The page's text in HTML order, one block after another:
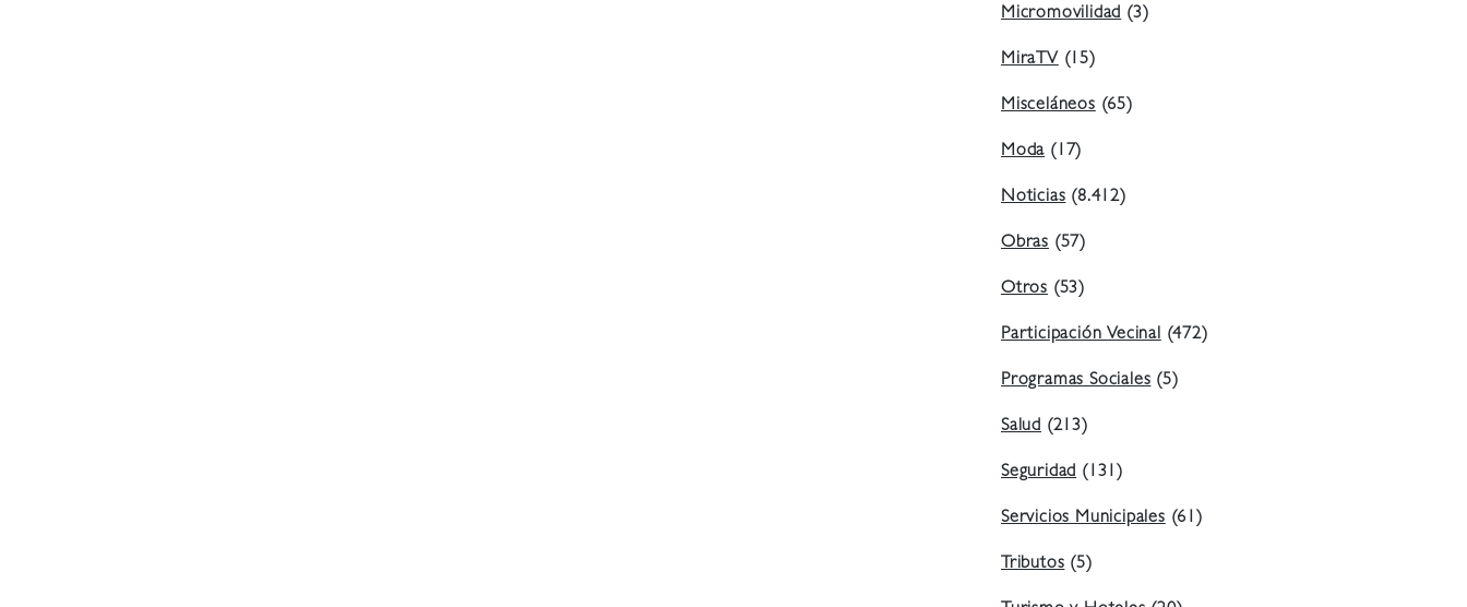
Micromovilidad(3)
MiraTV(15)
Misceláneos(65)
Moda(17)
Noticias(8.412)
Obras (57)
Otros (53)
Participación Vecinal(472)
Programas Sociales(5)
Salud (213)
Seguridad(131)
Servicios Municipales(61)
Tributos(5)